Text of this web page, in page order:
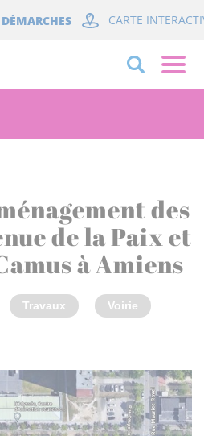
CARTE
des
de la Paix et
à Amiens
Travaux Voirie